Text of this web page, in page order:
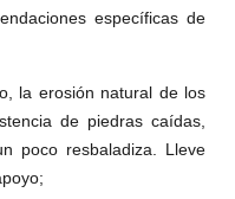
específicas de
la erosión natural de los
de piedras caídas,
poco resbaladiza. Lleve